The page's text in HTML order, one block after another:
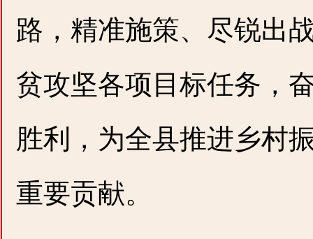
路，精准施策、尽锐出
贫攻坚各项目标任务，
胜利，为全县推进乡村
重要贡献。